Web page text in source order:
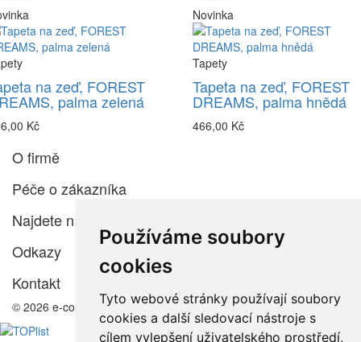
Používáme soubory
cookies
Tyto webové stránky používají soubory
cookies a další sledovací nástroje s
cílem vylepšení uživatelského prostředí,
na zeď, FOREST
palma zelená
Kč
Novinka
Tapety
Tapeta na zeď, FOREST
DREAMS, palma hnědá
466,00 Kč
O firmě
Péče o zákazníka
Najdete nás
Odkazy
Kontakt
© 2026 e-color.cz